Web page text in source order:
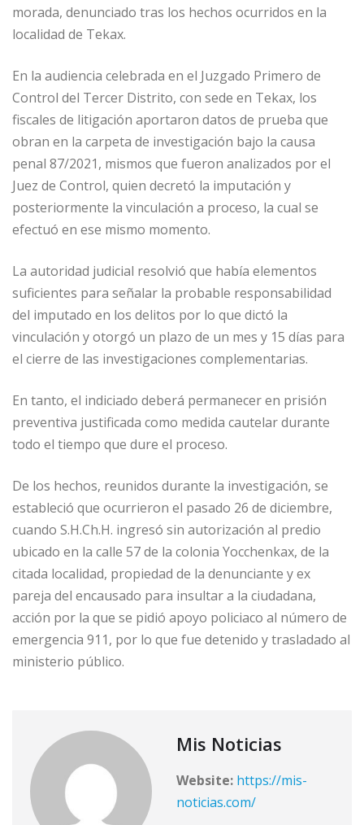
morada, denunciado tras los hechos ocurridos en la
localidad de Tekax.
En la audiencia celebrada en el Juzgado Primero de
Control del Tercer Distrito, con sede en Tekax, los
fiscales de litigación aportaron datos de prueba que
obran en la carpeta de investigación bajo la causa
penal 87/2021, mismos que fueron analizados por el
Juez de Control, quien decretó la imputación y
posteriormente la vinculación a proceso, la cual se
efectuó en ese mismo momento.
La autoridad judicial resolvió que había elementos
suficientes para señalar la probable responsabilidad
del imputado en los delitos por lo que dictó la
vinculación y otorgó un plazo de un mes y 15 días para
el cierre de las investigaciones complementarias.
En tanto, el indiciado deberá permanecer en prisión
preventiva justificada como medida cautelar durante
todo el tiempo que dure el proceso.
De los hechos, reunidos durante la investigación, se
estableció que ocurrieron el pasado 26 de diciembre,
cuando S.H.Ch.H. ingresó sin autorización al predio
ubicado en la calle 57 de la colonia Yocchenkax, de la
citada localidad, propiedad de la denunciante y ex
pareja del encausado para insultar a la ciudadana,
acción por la que se pidió apoyo policiaco al número de
emergencia 911, por lo que fue detenido y trasladado al
ministerio público.
Mis Noticias
Website: https://mis-
noticias.com/